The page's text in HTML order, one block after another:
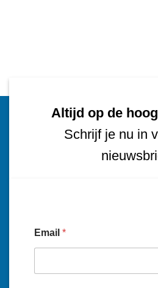
Altijd op de
Schrijf je nu in
Email *